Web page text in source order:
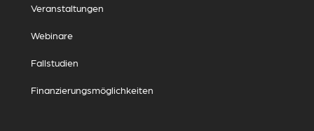
Veranstaltungen
Webinare
Fallstudien
Finanzierungsmöglichkeiten